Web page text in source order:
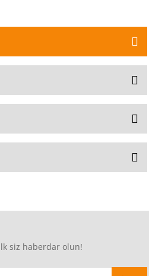
siz haberdar olun!